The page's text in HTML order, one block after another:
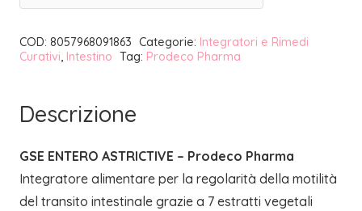
COD: 8057968091863 Categorie: Integratori e Rimedi
Curativi, Intestino Tag: Prodeco Pharma
Descrizione
GSE ENTERO ASTRICTIVE – Prodeco Pharma
Integratore alimentare per la regolarità della motilità
del transito intestinale grazie a 7 estratti vegetali